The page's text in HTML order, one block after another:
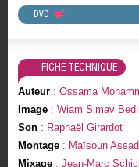
DVD
FICHE TECHNIQUE
Auteur: Ossama
Image: Wiam Simav
Son: Raphaël Girardot
Montage: Maïsoun Assad
Mixage: Jean-Marc